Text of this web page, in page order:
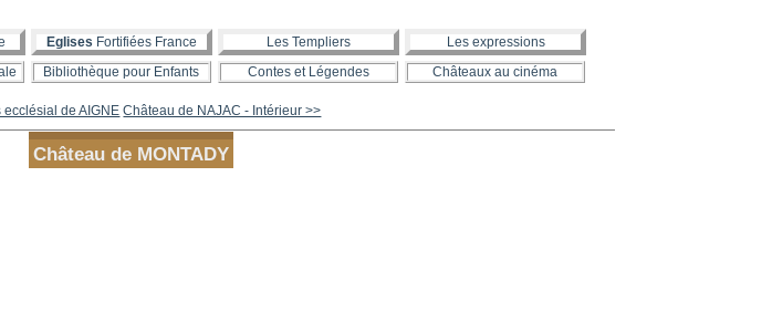
Eglises Fortifiées France Les Templiers
Les expressions
Bibliothèque pour Enfants Contes et Légendes Châteaux au cinéma
ecclésial de AIGNE Château de NAJAC - Intérieur >>
Château de MONTADY